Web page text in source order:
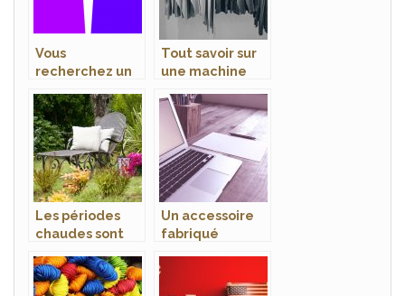
Vous
recherchez un
pour votre
bébé?
Tout savoir sur
une machine
Les périodes
chaudes sont
vos fauteuils de
jardin
Un accessoire
fabriqué
gamers: le